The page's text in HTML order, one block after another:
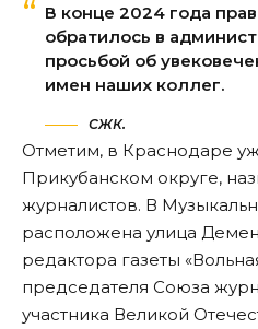
В конце 2024 года
обратилось в
просьбой об
имен наших коллег.
СЖК.
Отметим, в Краснодаре
Прикубанском округе,
журналистов. В
расположена улица
редактора газеты
председателя Союза
участника Великой